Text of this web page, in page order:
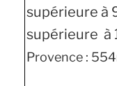
supérieure à
supérieure à
Provence :